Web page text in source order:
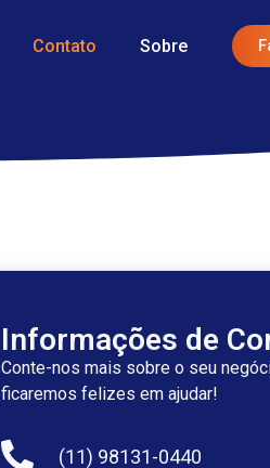
Contato Sobre
Informações de
Conte-nos mais sobre o seu
ficaremos felizes em ajudar!
(11) 98131-0440